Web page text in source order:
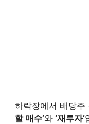
하락장에서 배당주
할 매수’와 ‘재투자’